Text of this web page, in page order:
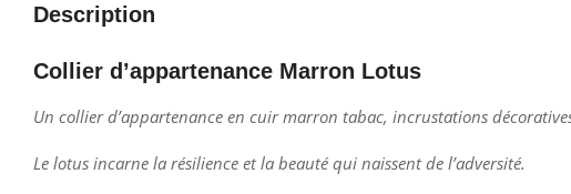
Description
Collier d’appartenance Marron Lotus
Un collier d’appartenance en cuir marron tabac, incrustations
Le lotus incarne la résilience et la beauté qui naissent de l’adversité.